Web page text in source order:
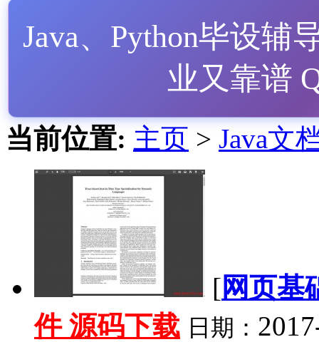
Java、Python毕设辅
业又靠谱
当前位置: 主页 > Java文
[ 网页基
件 源码下载 日期：